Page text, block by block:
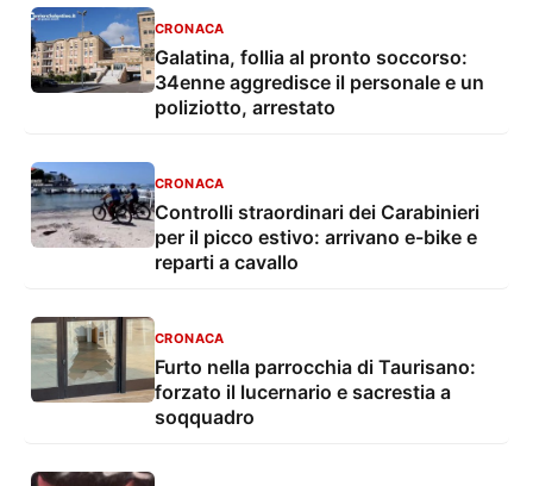
CRONACA
Galatina, follia al pronto soccorso:
34enne aggredisce il personale e un
poliziotto, arrestato
CRONACA
Controlli straordinari dei Carabinieri
per il picco estivo: arrivano e-bike e
reparti a cavallo
CRONACA
Furto nella parrocchia di Taurisano:
forzato il lucernario e sacrestia a
soqquadro